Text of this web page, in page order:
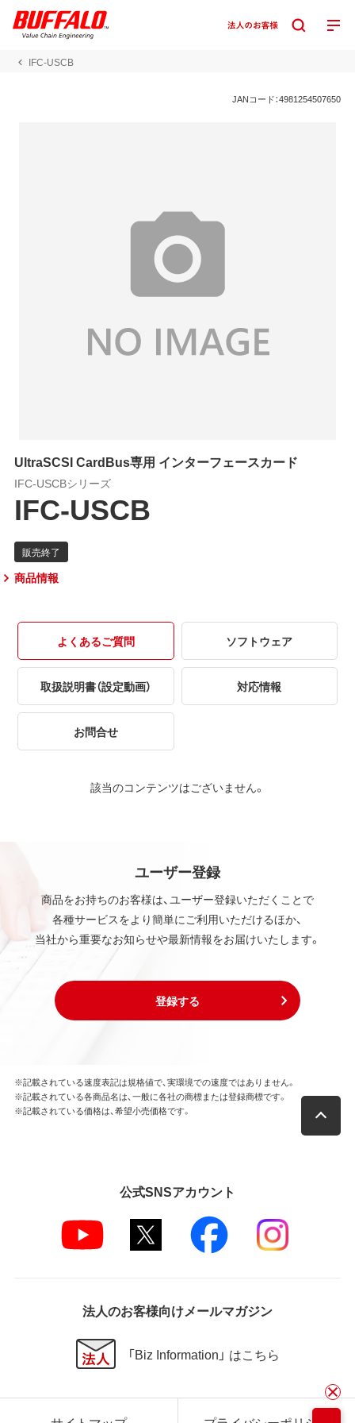
IFC-USCB
JANコード：4981254507650
UltraSCSI CardBus専用 インターフェースカード
IFC-USCBシリーズ
IFC-USCB
商品情報
よくあるご質問 ソフトウェア
取扱説明書（設定動画） 対応情報
お問合せ
該当のコンテンツはございません。
ユーザー登録
商品をお持ちのお客様は、ユーザー登録いただくことで
各種サービスをより簡単にご利用いただけるほか、
当社から重要なお知らせや最新情報をお届けいたします。
登録する
※記載されている速度表記は規格値で、実環境での速度ではありません。
※記載されている各商品名は、一般に各社の商標または登録商標です。
※記載されている価格は、希望小売価格です。
公式SNSアカウント
法人のお客様向けメールマガジン
「Biz Information」 はこちら